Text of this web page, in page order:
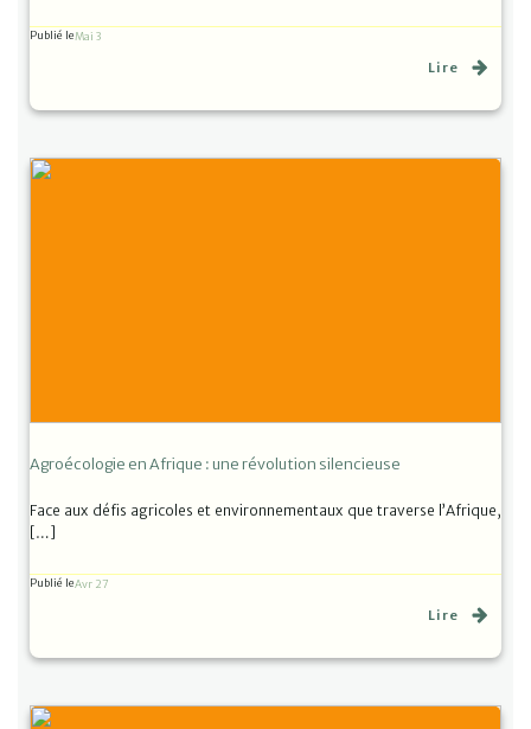
Publié leMai 3
Lire
Agroécologie en Afrique : une révolution silencieuse
Face aux défis agricoles et environnementaux que traverse l’Afrique,
[…]
Publié leAvr 27
Lire